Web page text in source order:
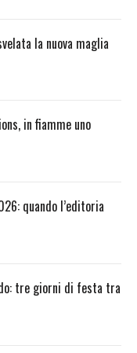
la nuova maglia
in fiamme uno
quando l’editoria
tre giorni di festa tra